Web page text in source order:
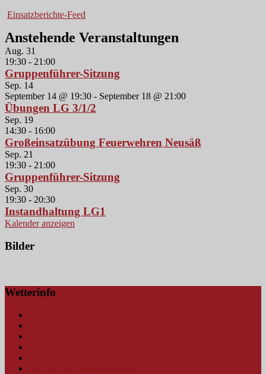
Einsatzberichte-Feed
Anstehende Veranstaltungen
Aug. 31
19:30 - 21:00
Gruppenführer-Sitzung
Sep. 14
September 14 @ 19:30 - September 18 @ 21:00
Übungen LG 3/1/2
Sep. 19
14:30 - 16:00
Großeinsatzübung Feuerwehren Neusäß
Sep. 21
19:30 - 21:00
Gruppenführer-Sitzung
Sep. 30
19:30 - 20:30
Instandhaltung LG1
Kalender anzeigen
Bilder
Wetterinfo